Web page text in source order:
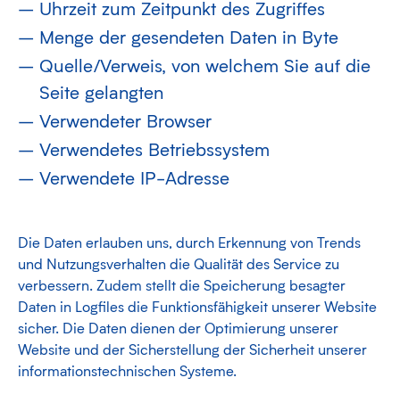
Uhrzeit zum Zeitpunkt des Zugriffes
Menge der gesendeten Daten in Byte
Quelle/Verweis, von welchem Sie auf die
Seite gelangten
Verwendeter Browser
Verwendetes Betriebssystem
Verwendete IP-Adresse
Die Daten erlauben uns, durch Erkennung von Trends
und Nutzungsverhalten die Qualität des Service zu
verbessern. Zudem stellt die Speicherung besagter
Daten in Logfiles die Funktionsfähigkeit unserer Website
sicher. Die Daten dienen der Optimierung unserer
Website und der Sicherstellung der Sicherheit unserer
informationstechnischen Systeme.